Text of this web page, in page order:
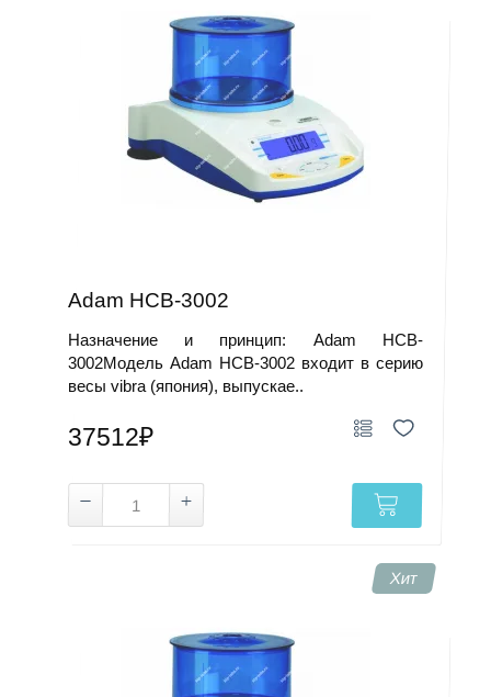
Adam HCB-3002
Назначение и принцип: Adam HCB-
3002Модель Adam HCB-3002 входит в серию
весы vibra (япония), выпускае..
37512₽
Хит